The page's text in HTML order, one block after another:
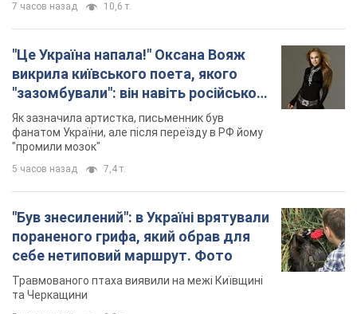
7 часов назад 10,6 т.
"Це Україна напала!" Оксана Вояж
викрила київського поета, якого
"зазомбували": він навіть російської
не знав, а тепер хоче геноциду
українців
Як зазначила артистка, письменник був
фанатом України, але після переїзду в РФ йому
"промили мозок"
5 часов назад 7,4 т.
"Був знесилений": в Україні врятували
пораненого грифа, який обрав для
себе нетиповий маршрут. Фото
Травмованого птаха виявили на межі Київщині
та Черкащини